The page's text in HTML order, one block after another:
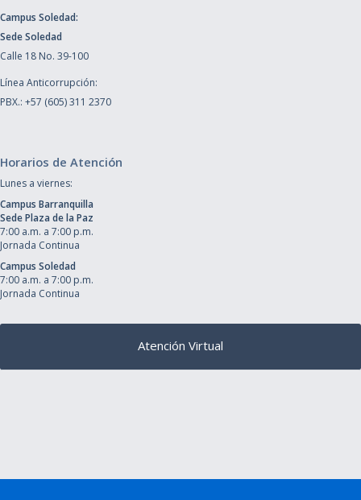
Campus Soledad:
Sede Soledad
Calle 18 No. 39-100
Línea Anticorrupción:
PBX.: +57 (605) 311 2370
Horarios de Atención
Lunes a viernes:
Campus Barranquilla
Sede Plaza de la Paz
7:00 a.m. a 7:00 p.m.
Jornada Continua
Campus Soledad
7:00 a.m. a 7:00 p.m.
Jornada Continua
Atención Virtual